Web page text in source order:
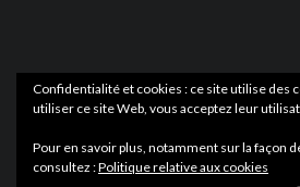
Confidentialité et cookies : ce site utilise des
utiliser ce site Web, vous acceptez leur
Pour en savoir plus, notamment sur la façon
consultez :Politique relative aux cookies